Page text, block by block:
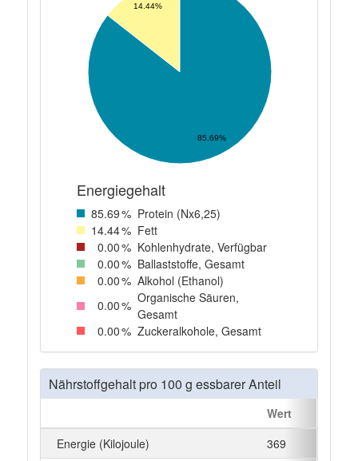
14.44%
85.69%
Energiegehalt
85.69% Protein (Nx6,25)
14.44% Fett
0.00% Kohlenhydrate, Verfügbar
0.00% Ballaststoffe, Gesamt
0.00% Alkohol (Ethanol)
0.00% Organische Säuren,
Gesamt
0.00% Zuckeralkohole, Gesamt
Nährstoffgehalt pro 100 g essbarer Anteil
Wert
Energie (Kilojoule)
369